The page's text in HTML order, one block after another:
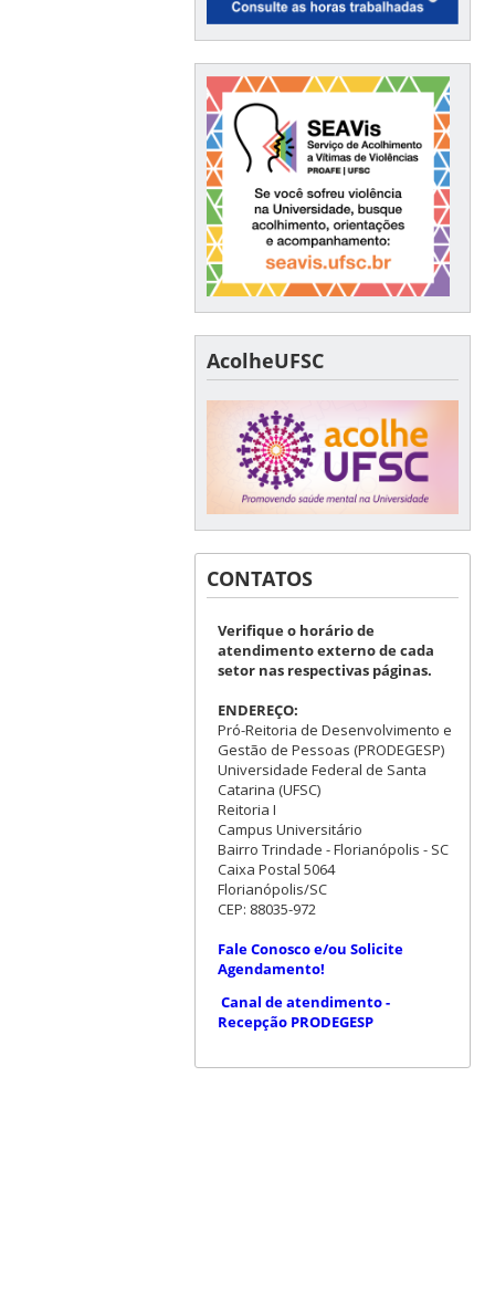
AcolheUFSC
CONTATOS
Verifique o horário de
atendimento externo de cada
setor nas respectivas páginas.
ENDEREÇO:
Pró-Reitoria de Desenvolvimento e
Gestão de Pessoas (PRODEGESP)
Universidade Federal de Santa
Catarina (UFSC)
Reitoria I
Campus Universitário
Bairro Trindade - Florianópolis - SC
Caixa Postal 5064
Florianópolis/SC
CEP: 88035-972
Fale Conosco e/ou Solicite
Agendamento!
Canal de atendimento -
Recepção PRODEGESP